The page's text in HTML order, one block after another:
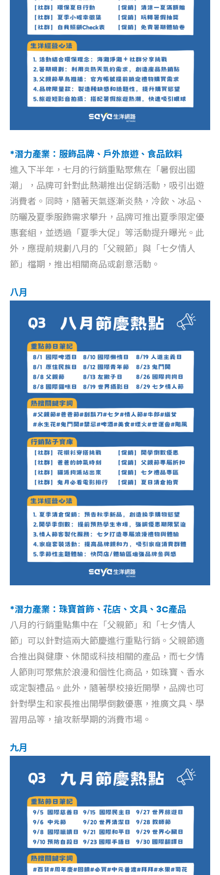
*潛力產業：服飾品牌、戶外旅遊、食品飲料
進入下半年，七月的行銷重點聚焦在「暑假出國
潮」，品牌可針對此熱潮推出促銷活動，吸引出遊
消費者。同時，隨著天氣逐漸炎熱，冷飲、冰品、
防曬及夏季服飾需求攀升，品牌可推出夏季限定優
惠套組，並透過「夏季大促」等活動提升曝光。此
外，應提前規劃八月的「父親節」與「七夕情人
節」檔期，推出相關商品或創意活動。
八月
*潛力產業：珠寶首飾、花店、文具、3C產品
八月的行銷重點集中在「父親節」和「七夕情人
節」可以針對這兩大節慶進行重點行銷。父親節適
合推出與健康、休閒或科技相關的產品，而七夕情
人節則可聚焦於浪漫和個性化商品，如珠寶、香水
或定製禮品。此外，隨著學校接近開學，品牌也可
針對學生和家長推出開學倒數優惠，推廣文具、學
習用品等，搶攻新學期的消費市場。
九月